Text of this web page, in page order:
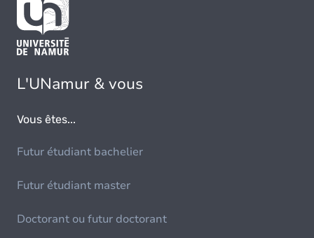
L'UNamur & vous
Vous êtes...
Futur étudiant bachelier
Futur étudiant master
Doctorant ou futur doctorant